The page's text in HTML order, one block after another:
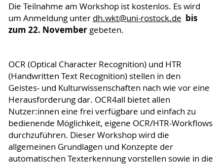
Die Teilnahme am Workshop ist kostenlos. Es wird
um Anmeldung unter dh.wkt@uni-rostock.de bis
zum 22. Novembergebeten.
OCR (Optical Character Recognition) und HTR
(Handwritten Text Recognition) stellen in den
Geistes- und Kulturwissenschaften nach wie vor eine
Herausforderung dar. OCR4all bietet allen
Nutzer:innen eine frei verfügbare und einfach zu
bedienende Möglichkeit, eigene OCR/HTR-Workflows
durchzuführen. Dieser Workshop wird die
allgemeinen Grundlagen und Konzepte der
automatischen Texterkennung vorstellen sowie in die